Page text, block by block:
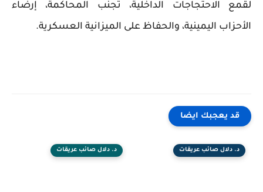
لقمع الاحتجاجات الداخلية، تجنب المحاكمة، إرضاء
الأحزاب اليمينية، والحفاظ على الميزانية العسكرية.
قد يعجبك ايضا
د. دلال صائب عريقات د. دلال صائب عريقات